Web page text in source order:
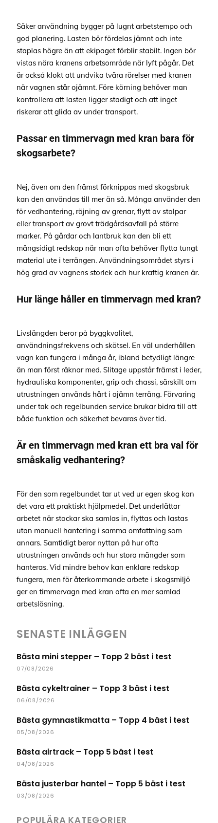
Säker användning bygger på lugnt arbetstempo och
god planering. Lasten bör fördelas jämnt och inte
staplas högre än att ekipaget förblir stabilt. Ingen bör
vistas nära kranens arbetsområde när lyft pågår. Det
är också klokt att undvika tvära rörelser med kranen
när vagnen står ojämnt. Före körning behöver man
kontrollera att lasten ligger stadigt och att inget
riskerar att glida av under transport.
Passar en timmervagn med kran bara för
skogsarbete?
Nej, även om den främst förknippas med skogsbruk
kan den användas till mer än så. Många använder den
för vedhantering, röjning av grenar, flytt av stolpar
eller transport av grovt trädgårdsavfall på större
marker. På gårdar och lantbruk kan den bli ett
mångsidigt redskap när man ofta behöver flytta tungt
material ute i terrängen. Användningsområdet styrs i
hög grad av vagnens storlek och hur kraftig kranen är.
Hur länge håller en timmervagn med kran?
Livslängden beror på byggkvalitet,
användningsfrekvens och skötsel. En väl underhållen
vagn kan fungera i många år, ibland betydligt längre
än man först räknar med. Slitage uppstår främst i leder,
hydrauliska komponenter, grip och chassi, särskilt om
utrustningen används hårt i ojämn terräng. Förvaring
under tak och regelbunden service brukar bidra till att
både funktion och säkerhet bevaras över tid.
Är en timmervagn med kran ett bra val för
småskalig vedhantering?
För den som regelbundet tar ut ved ur egen skog kan
det vara ett praktiskt hjälpmedel. Det underlättar
arbetet när stockar ska samlas in, flyttas och lastas
utan manuell hantering i samma omfattning som
annars. Samtidigt beror nyttan på hur ofta
utrustningen används och hur stora mängder som
hanteras. Vid mindre behov kan enklare redskap
fungera, men för återkommande arbete i skogsmiljö
ger en timmervagn med kran ofta en mer samlad
arbetslösning.
SENASTE INLÄGGEN
Bästa mini stepper – Topp 2 bäst i test
07/08/2026
Bästa cykeltrainer – Topp 3 bäst i test
06/08/2026
Bästa gymnastikmatta – Topp 4 bäst i test
05/08/2026
Bästa airtrack – Topp 5 bäst i test
04/08/2026
Bästa justerbar hantel – Topp 5 bäst i test
03/08/2026
POPULÄRA KATEGORIER